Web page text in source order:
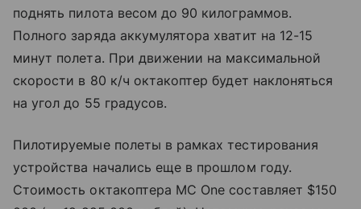
поднять пилота весом до 90 килограммов.
Полного заряда аккумулятора хватит на 12-15
минут полета. При движении на максимальной
скорости в 80 к/ч октакоптер будет наклоняться
на угол до 55 градусов.
Пилотируемые полеты в рамках тестирования
устройства начались еще в прошлом году.
Стоимость октакоптера MC One составляет $150